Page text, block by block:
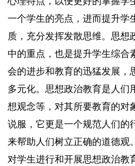
一个学生的亮点，进而提升学
质，充分发挥发散思维。思想
中的重点，也是提升学生综合
会的进步和教育的迅猛发展，
多元化。思想政治教育是人们
想观念等，对其所要教育的对
说服，它更是一个规范人们的
来帮助人们树立正确的道德观
对学生进行和开展思想政治教